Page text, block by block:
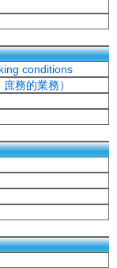
conditions
務的業務）